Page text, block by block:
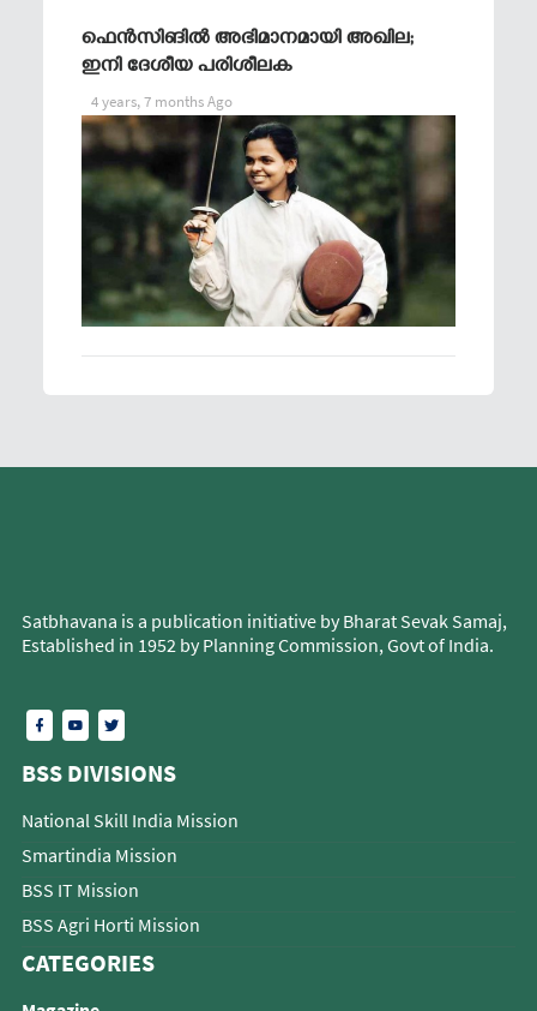
ഫെന്‍സിങില്‍ അഭിമാനമായി അഖില;
ഇനി ദേശീയ പരിശീലക
4 years, 7 months Ago
Satbhavana is a publication initiative by Bharat Sevak Samaj,
Established in 1952 by Planning Commission, Govt of India.
BSS DIVISIONS
National Skill India Mission
Smartindia Mission
BSS IT Mission
BSS Agri Horti Mission
CATEGORIES